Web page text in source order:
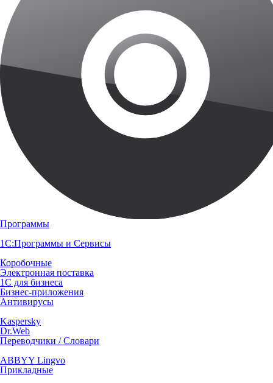
Программы
1С:Программы и Сервисы
Коробочные
Электронная поставка
1С для бизнеса
Бизнес-приложения
Антивирусы
Kaspersky
Dr.Web
Переводчики / Словари
ABBYY Lingvo
Прикладные